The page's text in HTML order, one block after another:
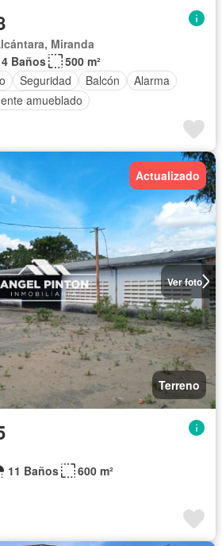
Miranda
4 Baños
500 m²
Seguridad Balcón
Alarma
amueblado
Ver foto
Actualizado
Terreno
11 Baños
600 m²